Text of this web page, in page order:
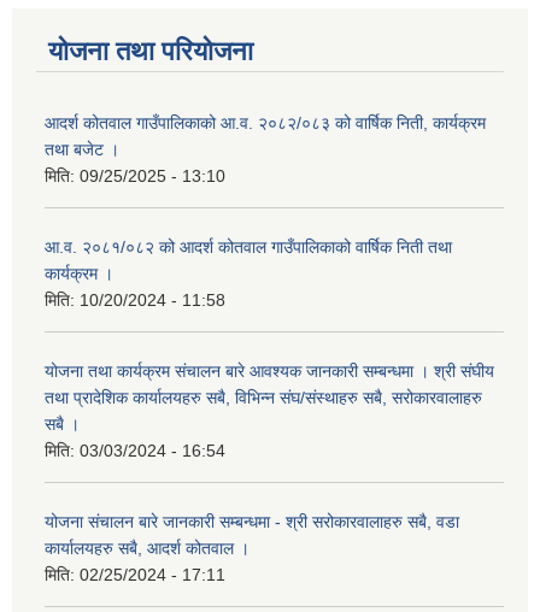
योजना तथा परियोजना
आदर्श कोतवाल गाउँपालिकाको आ.व. २०८२/०८३ को वार्षिक निती, कार्यक्रम
तथा बजेट ।
मिति: 09/25/2025 - 13:10
आ.व. २०८१/०८२ को आदर्श कोतवाल गाउँपालिकाको वार्षिक निती तथा
कार्यक्रम ।
मिति: 10/20/2024 - 11:58
योजना तथा कार्यक्रम संचालन बारे आवश्यक जानकारी सम्बन्धमा । श्री संघीय
तथा प्रादेशिक कार्यालयहरु सबै, विभिन्‍न संघ/संस्थाहरु सबै, सरोकारवालाहरु
सबै ।
मिति: 03/03/2024 - 16:54
योजना संचालन बारे जानकारी सम्बन्धमा - श्री सरोकारवालाहरु सबै, वडा
कार्यालयहरु सबै, आदर्श कोतवाल ।
मिति: 02/25/2024 - 17:11